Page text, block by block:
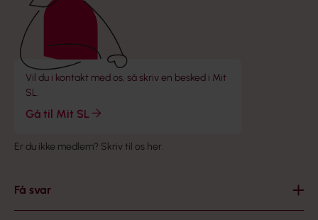
Vil du i kontakt med os, så skriv en besked i Mit
SL.
Gå til Mit SL
Er du ikke medlem? Skriv til os her.
Få svar